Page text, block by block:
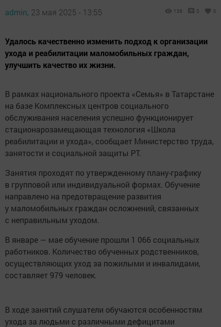
admin, 23 мая 2025 - 13:55 136 0 0
Удалось качественно изменить подход к организации
ухода и реабилитации маломобильных граждан,
улучшить качество их жизни.
В рамках национального проекта «Семья» в Татарстане
на базе Комплексных центров социального
обслуживания населения успешно функционирует
стационарозамещающая технология «Школа
реабилитации и ухода», сообщает Министерство труда,
занятости и социальной защиты РТ.
Занятия проходят по утвержденному плану-графику
в групповой или индивидуальной формах. Обучение
направлено на предотвращение развития
у маломобильных граждан осложнений, связанных
с неправильным уходом.
В январе — мае обучение прошли 1 066 социальных
работников. Количество обученных родственников,
осуществляющих уход за пожилыми и инвалидами,
составляет 979 человек.
В ходе занятий слушатели обучаются особенностям
ухода за людьми с различными дефицитами